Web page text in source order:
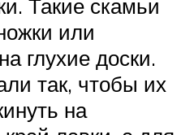
Такие скамьи
или
глухие доски.
так, чтобы их
на